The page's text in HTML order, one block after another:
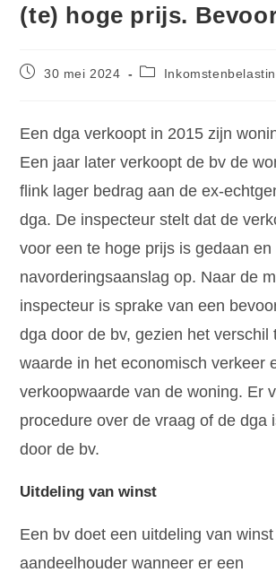
(te) hoge prijs.
30 mei 2024
Een dga verkoopt in 2015 zijn
Een jaar later verkoopt de bv de
flink lager bedrag aan de ex-
dga. De inspecteur stelt dat de
voor een te hoge prijs is gedaan en
navorderingsaanslag op. Naar de
inspecteur is sprake van een
dga door de bv, gezien het verschil
waarde in het economisch verkeer
verkoopwaarde van de woning. Er
procedure over de vraag of de dga
door de bv.
Uitdeling van winst
Een bv doet een uitdeling van
aandeelhouder wanneer er een